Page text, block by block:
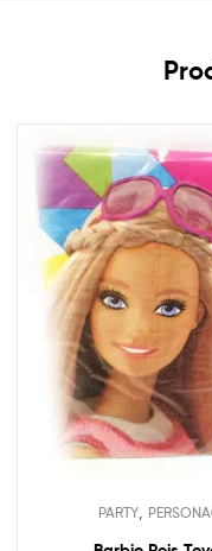
PARTY,